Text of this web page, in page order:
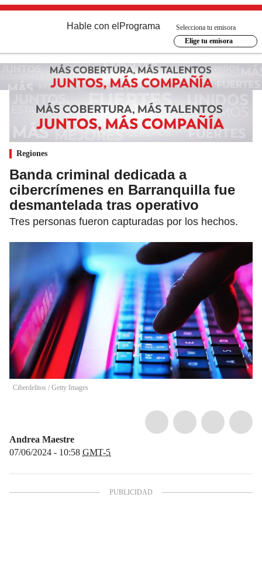
Hable con el Programa
Selecciona tu emisora
Elige tu emisora
Regiones
Banda criminal dedicada a
cibercrímenes en Barranquilla fue
desmantelada tras operativo
Tres personas fueron capturadas por los hechos.
Ciberdelitos / Getty Images
Andrea Maestre
07/06/2024 - 10:58 GMT-5